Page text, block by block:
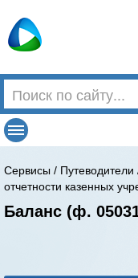
Сервисы / Путеводители
отчетности казенных
Баланс (ф.